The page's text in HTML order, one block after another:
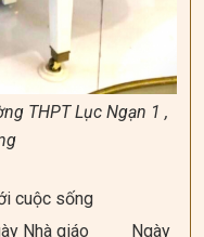
THPT Lục Ngạn 1 ,
cuộc sống
Nhà giáo
Ngày